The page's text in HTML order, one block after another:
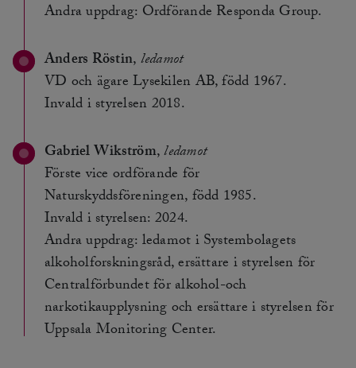
Andra uppdrag: Ordförande Responda Group.
Anders Röstin,ledamot
VD och ägare Lysekilen AB, född 1967.
Invald i styrelsen 2018.
Gabriel Wikström,ledamot
Förste vice ordförande för
Naturskyddsföreningen, född 1985.
Invald i styrelsen: 2024.
Andra uppdrag: ledamot i Systembolagets
alkoholforskningsråd, ersättare i styrelsen för
Centralförbundet för alkohol-och
narkotikaupplysning och ersättare i styrelsen för
Uppsala Monitoring Center.